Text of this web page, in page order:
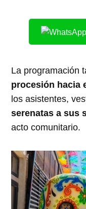
La programación
procesión hacia
los asistentes,
serenatas a sus
acto comunitario.